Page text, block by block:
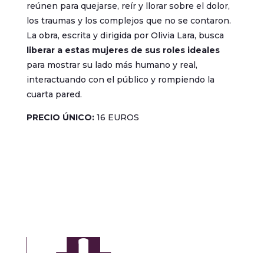
reúnen para quejarse, reír y llorar sobre el dolor,
los traumas y los complejos que no se contaron.
La obra, escrita y dirigida por Olivia Lara, busca
liberar a estas mujeres de sus roles ideales
para mostrar su lado más humano y real,
interactuando con el público y rompiendo la
cuarta pared.
PRECIO ÚNICO:16 EUROS